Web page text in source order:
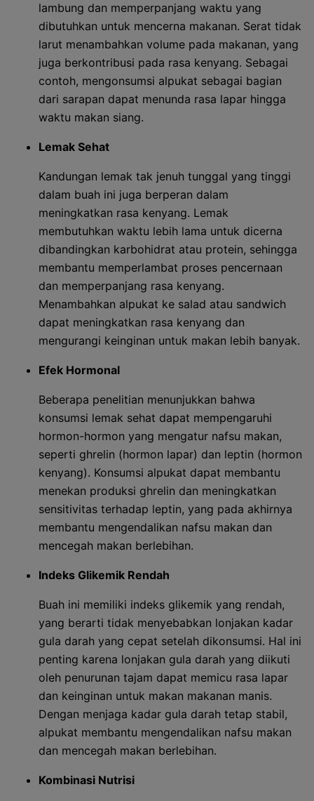
lambung dan memperpanjang waktu yang
dibutuhkan untuk mencerna makanan. Serat tidak
larut menambahkan volume pada makanan, yang
juga berkontribusi pada rasa kenyang. Sebagai
contoh, mengonsumsi alpukat sebagai bagian
dari sarapan dapat menunda rasa lapar hingga
waktu makan siang.
Lemak Sehat
Kandungan lemak tak jenuh tunggal yang tinggi
dalam buah ini juga berperan dalam
meningkatkan rasa kenyang. Lemak
membutuhkan waktu lebih lama untuk dicerna
dibandingkan karbohidrat atau protein, sehingga
membantu memperlambat proses pencernaan
dan memperpanjang rasa kenyang.
Menambahkan alpukat ke salad atau sandwich
dapat meningkatkan rasa kenyang dan
mengurangi keinginan untuk makan lebih banyak.
Efek Hormonal
Beberapa penelitian menunjukkan bahwa
konsumsi lemak sehat dapat mempengaruhi
hormon-hormon yang mengatur nafsu makan,
seperti ghrelin (hormon lapar) dan leptin (hormon
kenyang). Konsumsi alpukat dapat membantu
menekan produksi ghrelin dan meningkatkan
sensitivitas terhadap leptin, yang pada akhirnya
membantu mengendalikan nafsu makan dan
mencegah makan berlebihan.
Indeks Glikemik Rendah
Buah ini memiliki indeks glikemik yang rendah,
yang berarti tidak menyebabkan lonjakan kadar
gula darah yang cepat setelah dikonsumsi. Hal ini
penting karena lonjakan gula darah yang diikuti
oleh penurunan tajam dapat memicu rasa lapar
dan keinginan untuk makan makanan manis.
Dengan menjaga kadar gula darah tetap stabil,
alpukat membantu mengendalikan nafsu makan
dan mencegah makan berlebihan.
Kombinasi Nutrisi